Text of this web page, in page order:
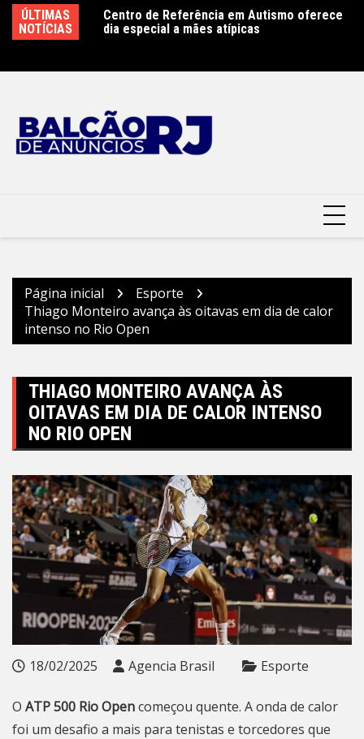
para
ÚLTIMAS
NOTÍCIAS
antecipa
2026 com
e do trabalho
Centro de Referência em Autismo oferece
dia especial a mães atípicas
Página inicial
Esporte
Thiago Monteiro avança às oitavas em dia de calor
intenso no Rio Open
THIAGO MONTEIRO AVANÇA ÀS
OITAVAS EM DIA DE CALOR INTENSO
NO RIO OPEN
18/02/2025 Agencia Brasil Esporte
O ATP 500 Rio Opencomeçou quente. A onda de calor
foi um desafio a mais para tenistas e torcedores que